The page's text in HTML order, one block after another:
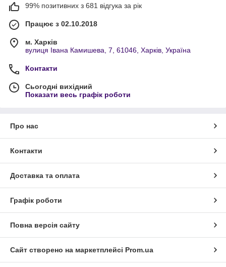
99% позитивних з 681 відгука за рік
Працює з 02.10.2018
м. Харків
вулиця Івана Камишева, 7, 61046, Харків, Україна
Контакти
Сьогодні вихідний
Показати весь графік роботи
Про нас
Контакти
Доставка та оплата
Графік роботи
Повна версія сайту
Сайт створено на маркетплейсі Prom.ua